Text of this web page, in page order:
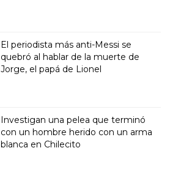
El periodista más anti-Messi se
quebró al hablar de la muerte de
Jorge, el papá de Lionel
Investigan una pelea que terminó
con un hombre herido con un arma
blanca en Chilecito